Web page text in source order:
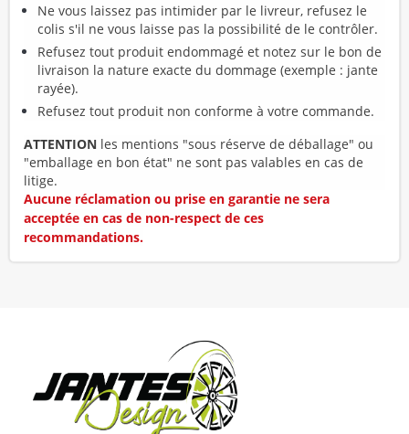
Ne vous laissez pas intimider par le livreur, refusez le
colis s'il ne vous laisse pas la possibilité de le contrôler.
Refusez tout produit endommagé et notez sur le bon de
livraison la nature exacte du dommage (exemple : jante
rayée).
Refusez tout produit non conforme à votre commande.
ATTENTION les mentions "sous réserve de déballage" ou
"emballage en bon état" ne sont pas valables en cas de
litige.
Aucune réclamation ou prise en garantie ne sera
acceptée en cas de non-respect de ces
recommandations.